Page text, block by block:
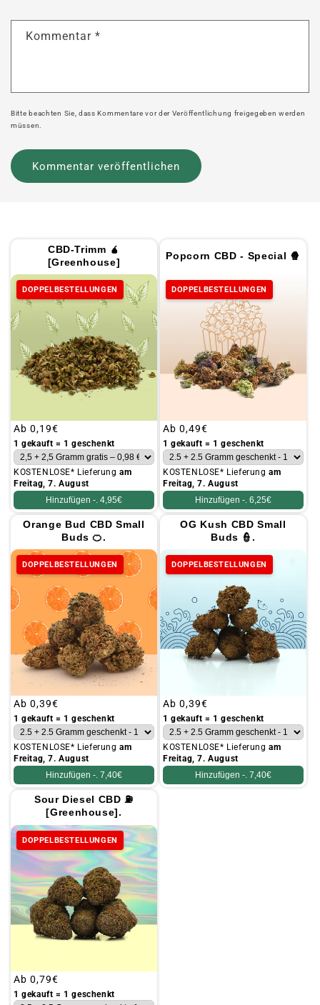
Kommentar *
Bitte beachten Sie, dass Kommentare vor der Veröffentlichung freigegeben werden
müssen.
CBD-Trimm 🧉
[Greenhouse]
DOPPELBESTELLUNGEN
Üblicher
Preis
Ab 0,19€
1 gekauft = 1 geschenkt
KOSTENLOSE* Lieferungam
Freitag, 7. August
Hinzufügen -. 4,95€
Popcorn CBD - Special 🍿
DOPPELBESTELLUNGEN
Üblicher
Preis
Ab 0,49€
1 gekauft = 1 geschenkt
KOSTENLOSE* Lieferungam
Freitag, 7. August
Hinzufügen -. 6,25€
Orange Bud CBD Small
Buds 🍊.
DOPPELBESTELLUNGEN
Üblicher
Preis
Ab 0,39€
1 gekauft = 1 geschenkt
KOSTENLOSE* Lieferungam
Freitag, 7. August
Hinzufügen -. 7,40€
OG Kush CBD Small
Buds 👮.
DOPPELBESTELLUNGEN
Üblicher
Preis
Ab 0,39€
1 gekauft = 1 geschenkt
KOSTENLOSE* Lieferungam
Freitag, 7. August
Hinzufügen -. 7,40€
Sour Diesel CBD ⛽
[Greenhouse].
DOPPELBESTELLUNGEN
Üblicher
Preis
Ab 0,79€
1 gekauft = 1 geschenkt